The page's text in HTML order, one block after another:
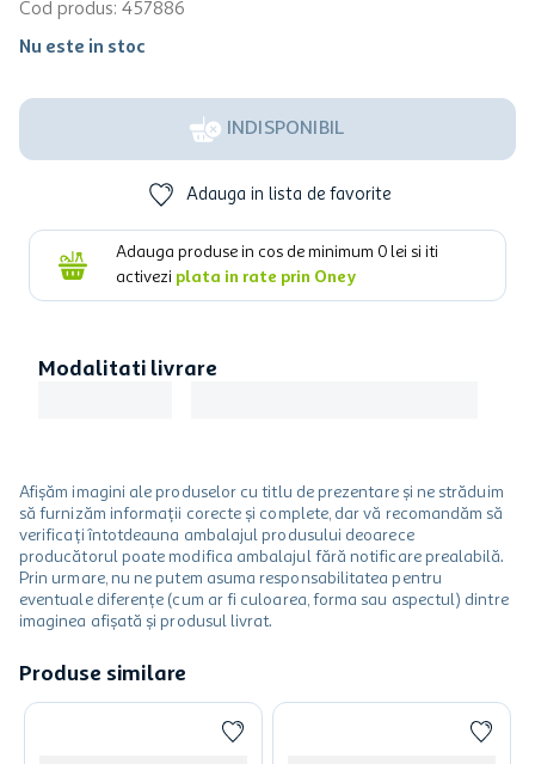
Cod produs: 457886
Nu este in stoc
INDISPONIBIL
Adauga in lista de favorite
Adauga produse in cos de minimum 0 lei si iti
activezi plata in rate prin Oney
Modalitati livrare
Afișăm imagini ale produselor cu titlu de prezentare și ne străduim
să furnizăm informații corecte și complete, dar vă recomandăm să
verificați întotdeauna ambalajul produsului deoarece
producătorul poate modifica ambalajul fără notificare prealabilă.
Prin urmare, nu ne putem asuma responsabilitatea pentru
eventuale diferențe (cum ar fi culoarea, forma sau aspectul) dintre
imaginea afișată și produsul livrat.
Produse similare